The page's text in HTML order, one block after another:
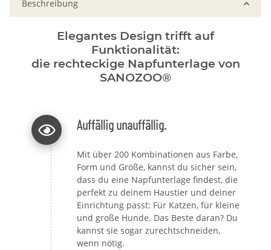
Beschreibung
Elegantes Design trifft auf
Funktionalität:
die rechteckige Napfunterlage von
SANOZOO®
Auffällig unauffällig.
Mit über 200 Kombinationen aus Farbe,
Form und Größe, kannst du sicher sein,
dass du eine Napfunterlage findest, die
perfekt zu deinem Haustier und deiner
Einrichtung passt: Für Katzen, für kleine
und große Hunde. Das Beste daran? Du
kannst sie sogar zurechtschneiden,
wenn nötig.